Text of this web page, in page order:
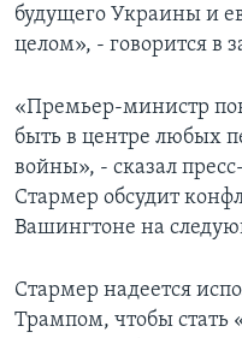
будущего Украины и
целом», - говорится в
«Премьер-министр
быть в центре любых
войны», - сказал
Стармер обсудит
Вашингтоне на
Стармер надеется
Трампом, чтобы